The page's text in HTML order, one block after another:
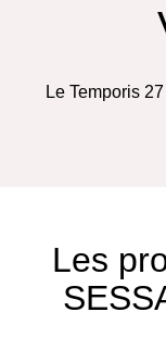
Le Temporis
Les